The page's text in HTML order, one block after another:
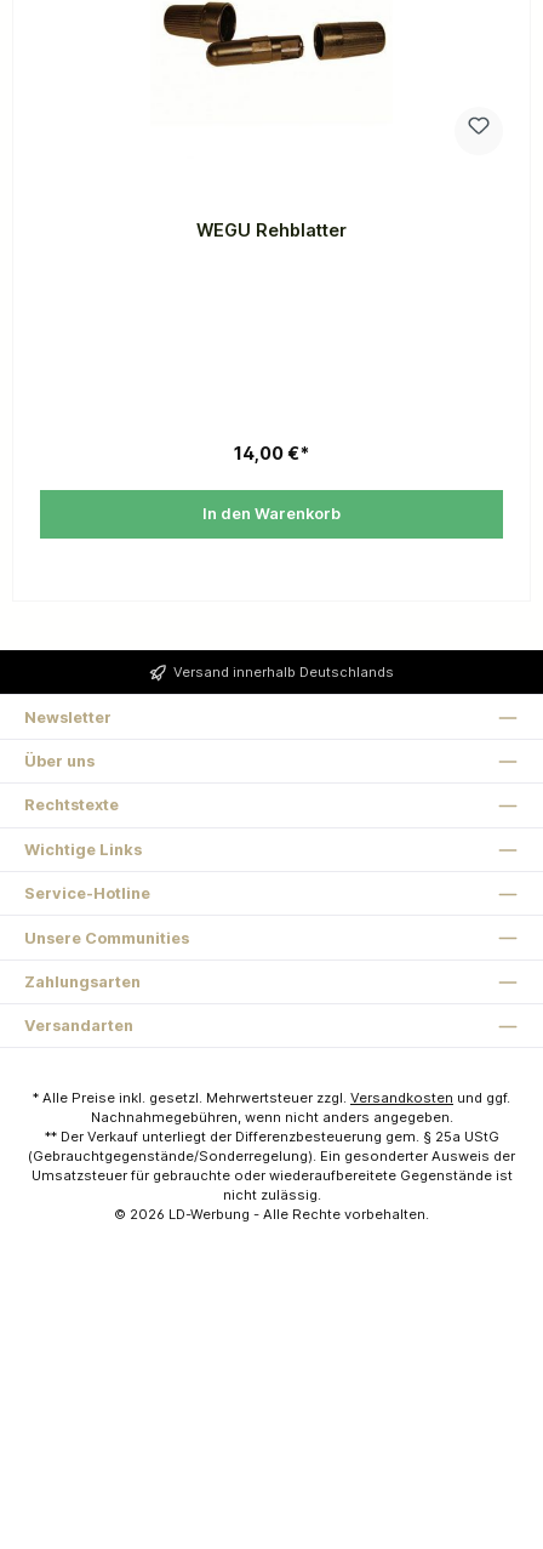
WEGU Rehblatter
14,00 €*
In den Warenkorb
Versand innerhalb Deutschlands
Newsletter
Über uns
Rechtstexte
Wichtige Links
Service-Hotline
Unsere Communities
Zahlungsarten
Versandarten
* Alle Preise inkl. gesetzl. Mehrwertsteuer zzgl. Versandkosten und ggf.
Nachnahmegebühren, wenn nicht anders angegeben.
** Der Verkauf unterliegt der Differenzbesteuerung gem. § 25a UStG
(Gebrauchtgegenstände/Sonderregelung). Ein gesonderter Ausweis der
Umsatzsteuer für gebrauchte oder wiederaufbereitete Gegenstände ist
nicht zulässig.
© 2026 LD-Werbung - Alle Rechte vorbehalten.